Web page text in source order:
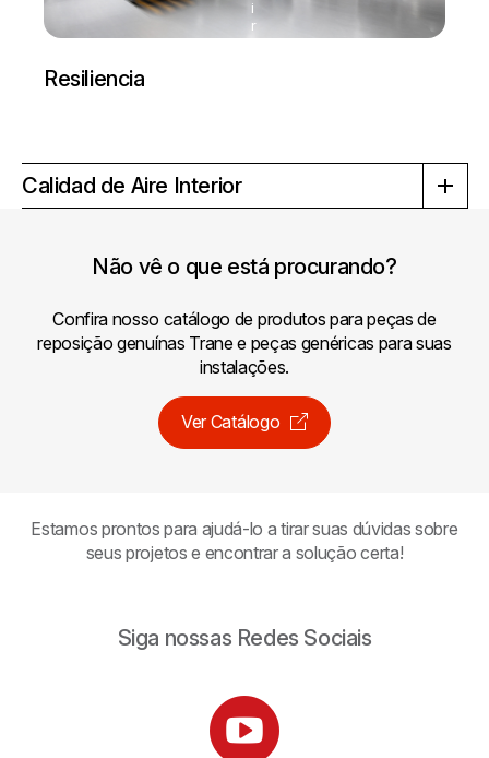
i
r
Resiliencia
Calidad de Aire Interior
Não vê o que está procurando?
Confira nosso catálogo de produtos para peças de
reposição genuínas Trane e peças genéricas para suas
instalações.
Ver Catálogo
Estamos prontos para ajudá-lo a tirar suas dúvidas sobre
seus projetos e encontrar a solução certa!
Siga nossas Redes Sociais